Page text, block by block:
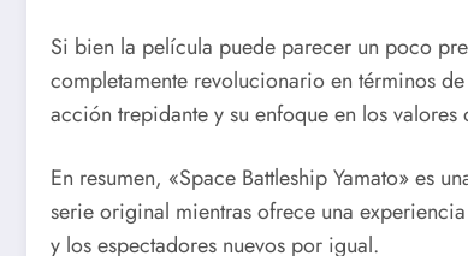
Si bien la película puede parecer un poco
completamente revolucionario en términos
acción trepidante y su enfoque en los
En resumen, «Space Battleship Yamato» es
serie original mientras ofrece una
y los espectadores nuevos por igual.